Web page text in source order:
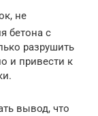
не
бетона с
разрушить
и привести к
вывод, что